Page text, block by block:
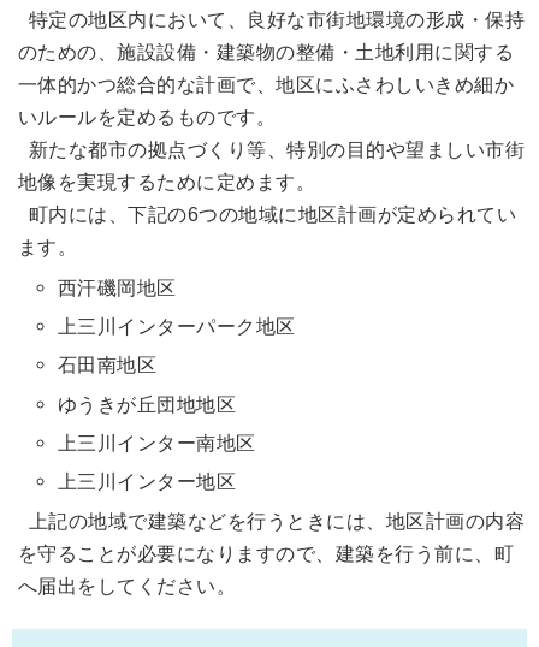
特定の地区内において、良好な市街地環境の形成・保持
のための、施設設備・建築物の整備・土地利用に関する
一体的かつ総合的な計画で、地区にふさわしいきめ細か
いルールを定めるものです。
新たな都市の拠点づくり等、特別の目的や望ましい市街
地像を実現するために定めます。
町内には、下記の6つの地域に地区計画が定められてい
ます。
西汗磯岡地区
上三川インターパーク地区
石田南地区
ゆうきが丘団地地区
上三川インター南地区
上三川インター地区
上記の地域で建築などを行うときには、地区計画の内容
を守ることが必要になりますので、建築を行う前に、町
へ届出をしてください。